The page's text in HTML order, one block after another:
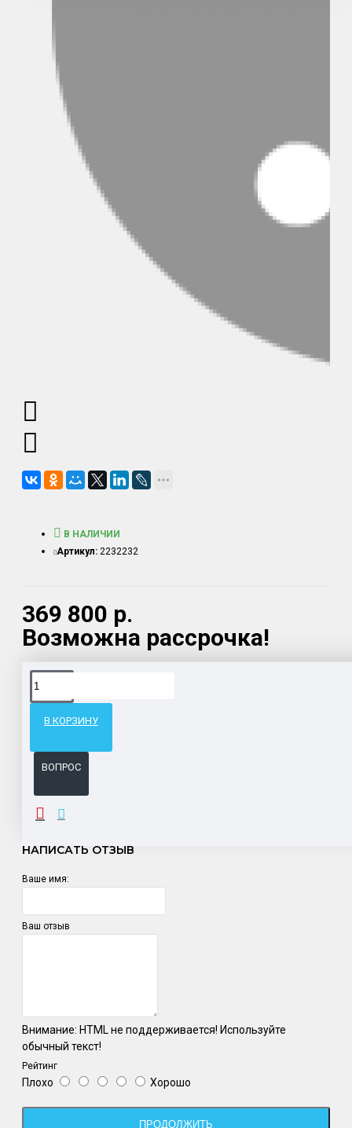
369 800 р.
Возможна рассрочка!
В НАЛИЧИИ
Артикул: 2232232
В КОРЗИНУ
ВОПРОС
Доставка товара по всему Таможенному союзу.
ОТЗЫВЫ
НАПИСАТЬ ОТЗЫВ
Ваше имя:
Ваш отзыв
Внимание: HTML не поддерживается! Используйте
обычный текст!
Рейтинг
Плохо Хорошо
ПРОДОЛЖИТЬ